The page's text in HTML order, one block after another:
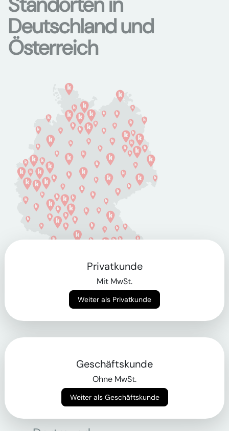
Deutschland und
Österreich
Bregenz
Privatkunde
Mit MwSt.
Weiter als Privatkunde
Geschäftskunde
Ohne MwSt.
Weiter als Geschäftskunde